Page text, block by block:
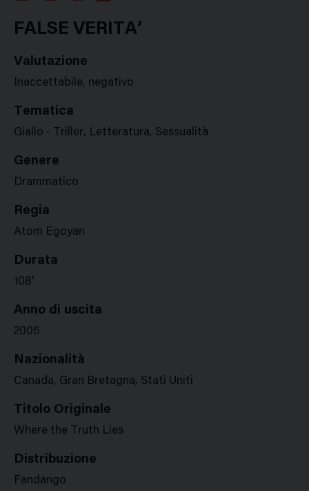
Plus
FALSE VERITA’
Valutazione
Inaccettabile, negativo
Tematica
Giallo - Triller, Letteratura, Sessualità
Genere
Drammatico
Regia
Atom Egoyan
Durata
108'
Anno di uscita
2006
Nazionalità
Canada, Gran Bretagna, Stati Uniti
Titolo Originale
Where the Truth Lies
Distribuzione
Fandango